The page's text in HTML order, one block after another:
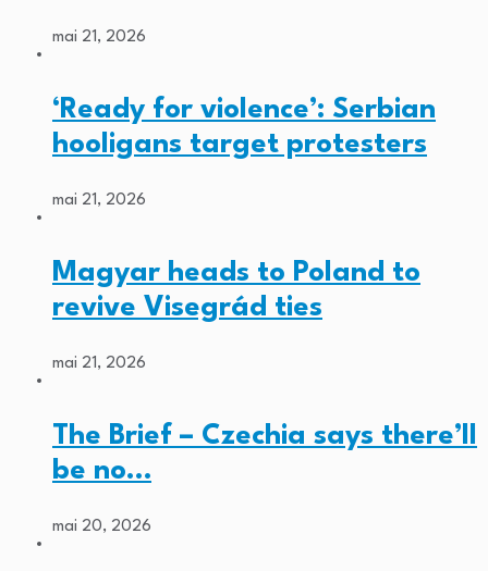
mai 21, 2026
‘Ready for violence’: Serbian
hooligans target protesters
mai 21, 2026
Magyar heads to Poland to
revive Visegrád ties
mai 21, 2026
The Brief – Czechia says there’ll
be no…
mai 20, 2026